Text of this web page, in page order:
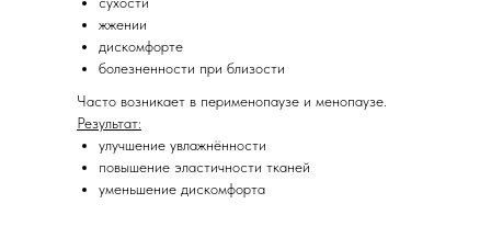
жжении
дискомфорте
болезненности при близости
Часто возникает в перименопаузе и менопаузе.
Результат:
улучшение увлажнённости
повышение эластичности тканей
уменьшение дискомфорта
система словенского
производства, признанная
мировым стандартом в
эстетической и
гинекологической практике.